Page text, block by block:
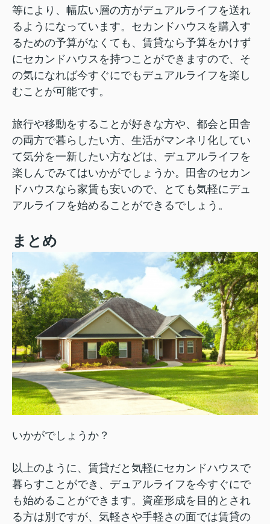
等により、幅広い層の方がデュアルライフを送れ
るようになっています。セカンドハウスを購入す
るための予算がなくても、賃貸なら予算をかけず
にセカンドハウスを持つことができますので、そ
の気になれば今すぐにでもデュアルライフを楽し
むことが可能です。
旅行や移動をすることが好きな方や、都会と田舎
の両方で暮らしたい方、生活がマンネリ化してい
て気分を一新したい方などは、デュアルライフを
楽しんでみてはいかがでしょうか。田舎のセカン
ドハウスなら家賃も安いので、とても気軽にデュ
アルライフを始めることができるでしょう。
まとめ
いかがでしょうか？
以上のように、賃貸だと気軽にセカンドハウスで
暮らすことができ、デュアルライフを今すぐにで
も始めることができます。資産形成を目的とされ
る方は別ですが、気軽さや手軽さの面では賃貸の